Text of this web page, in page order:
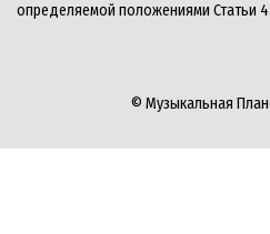
определяемой положениями Статьи
© Музыкальная